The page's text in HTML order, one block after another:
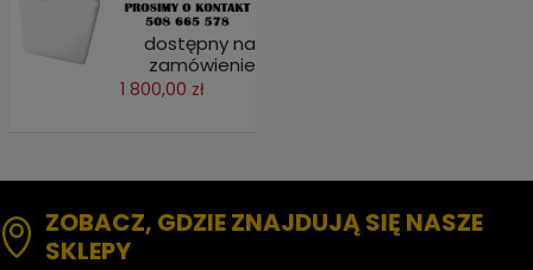
dostępny na
zamówienie
1 800,00 zł
ZOBACZ, GDZIE ZNAJDUJĄ SIĘ NASZE
SKLEPY